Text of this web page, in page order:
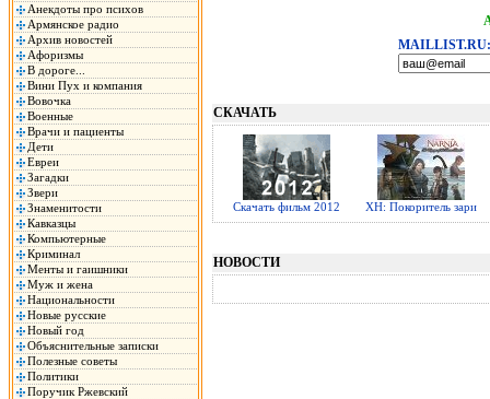
Анекдоты про психов
Армянское радио
Архив новостей
Афоризмы
В дороге...
Вини Пух и компания
Вовочка
Военные
Врачи и пациенты
Дети
Евреи
Загадки
Звери
Знаменитости
Кавказцы
Компьютерные
Криминал
Менты и гаишники
Муж и жена
Национальности
Новые русские
Новый год
Объяснительные записки
Полезные советы
Политики
Поручик Ржевский
MAILLIST.RU:
СКАЧАТЬ
Скачать фильм 2012 ХН: Покоритель зари
НОВОСТИ